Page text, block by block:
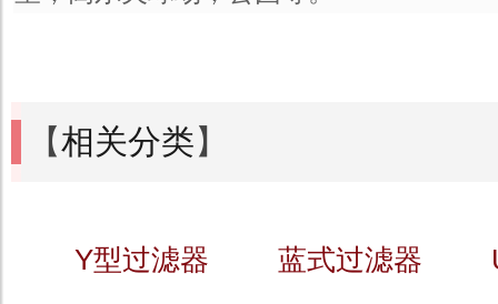
【相关分类】
Y型过滤器 蓝式过滤器